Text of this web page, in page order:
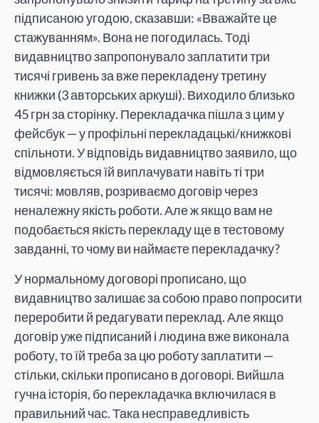
підписаною угодою, сказавши: «Вважайте це
стажуванням». Вона не погодилась. Тоді
видавництво запропонувало заплатити три
тисячі гривень за вже перекладену третину
книжки (3 авторських аркуші). Виходило близько
45 грн за сторінку. Перекладачка пішла з цим у
фейсбук — у профільні перекладацькі/книжкові
спільноти. У відповідь видавництво заявило, що
відмовляється їй виплачувати навіть ті три
тисячі: мовляв, розриваємо договір через
неналежну якість роботи. Але ж якщо вам не
подобається якість перекладу ще в тестовому
завданні, то чому ви наймаєте перекладачку?
У нормальному договорі прописано, що
видавництво залишає за собою право попросити
переробити й редагувати переклад. Але якщо
договір уже підписаний і людина вже виконала
роботу, то їй треба за цю роботу заплатити —
стільки, скільки прописано в договорі. Вийшла
гучна історія, бо перекладачка включилася в
правильний час. Така несправедливість